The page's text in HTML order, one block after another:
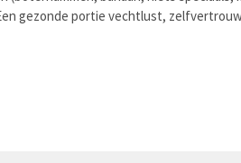
gezonde portie vechtlust,